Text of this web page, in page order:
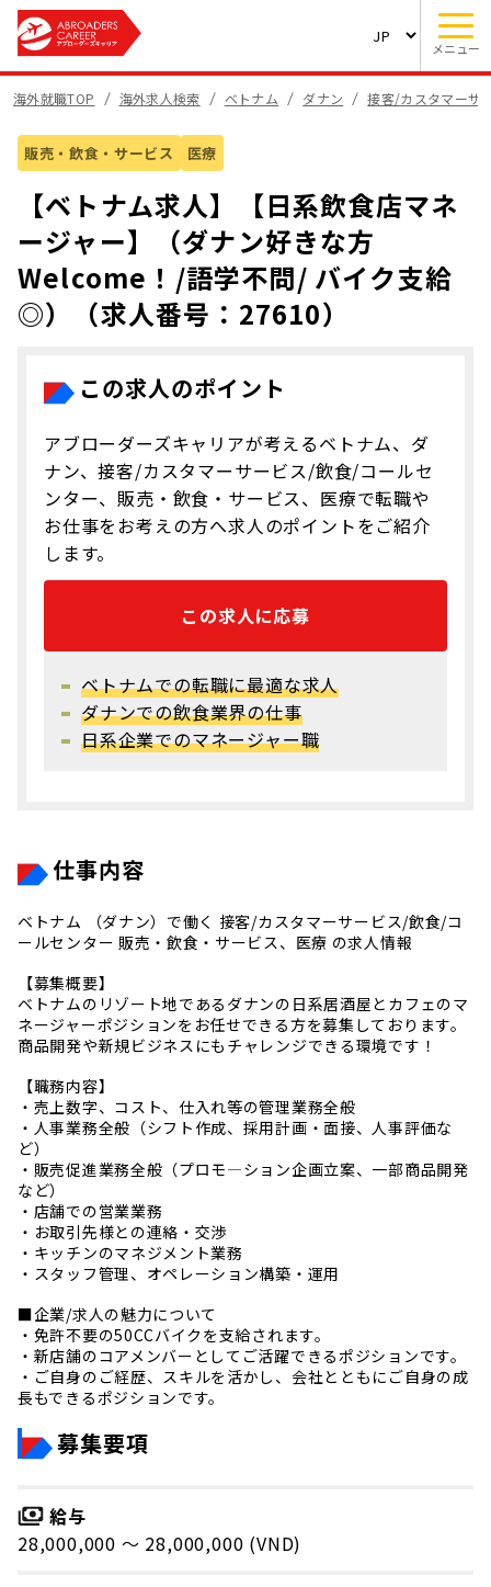
メニュー
海外就職TOP 海外求人検索 ベトナム ダナン 接客/カスタマーサ
販売・飲食・サービス 医療
【ベトナム求人】【日系飲食店マネ
ージャー】（ダナン好きな方
Welcome！/語学不問/ バイク支給
◎）（求人番号：27610）
この求人のポイント
アブローダーズキャリアが考えるベトナム、ダ
ナン、接客/カスタマーサービス/飲食/コールセ
ンター、販売・飲食・サービス、医療で転職や
お仕事をお考えの方へ求人のポイントをご紹介
します。
この求人に応募
ベトナムでの転職に最適な求人
ダナンでの飲食業界の仕事
日系企業でのマネージャー職
仕事内容
ベトナム （ダナン）で働く 接客/カスタマーサービス/飲食/コ
ールセンター 販売・飲食・サービス、医療 の求人情報
【募集概要】
ベトナムのリゾート地であるダナンの日系居酒屋とカフェのマ
ネージャーポジションをお任せできる方を募集しております。
商品開発や新規ビジネスにもチャレンジできる環境です！
【職務内容】
・売上数字、コスト、仕入れ等の管理業務全般
・人事業務全般（シフト作成、採用計画・面接、人事評価な
ど）
・販売促進業務全般（プロモ―ション企画立案、一部商品開発
など）
・店舗での営業業務
・お取引先様との連絡・交渉
・キッチンのマネジメント業務
・スタッフ管理、オペレーション構築・運用
■企業/求人の魅力について
・免許不要の50CCバイクを支給されます。
・新店舗のコアメンバーとしてご活躍できるポジションです。
・ご自身のご経歴、スキルを活かし、会社とともにご自身の成
長もできるポジションです。
募集要項
給与
28,000,000 〜 28,000,000 (VND)